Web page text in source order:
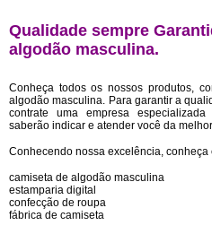
Qualidade sempre
algodão masculina.
Conheça todos os nossos produtos,
algodão masculina. Para garantir a
contrate uma empresa
saberão indicar e atender você da
Conhecendo nossa excelência, conheça
camiseta de algodão masculina
estamparia digital
confecção de roupa
fábrica de camiseta